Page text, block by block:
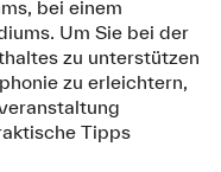
bei einem
Um Sie bei der
zu unterstützen
zu erleichtern,
Tipps